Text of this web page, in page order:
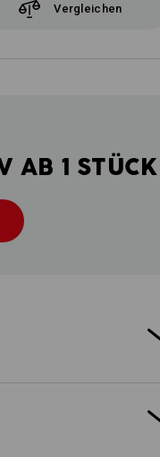
Vergleichen
AB 1 STÜCK
EXTRAS